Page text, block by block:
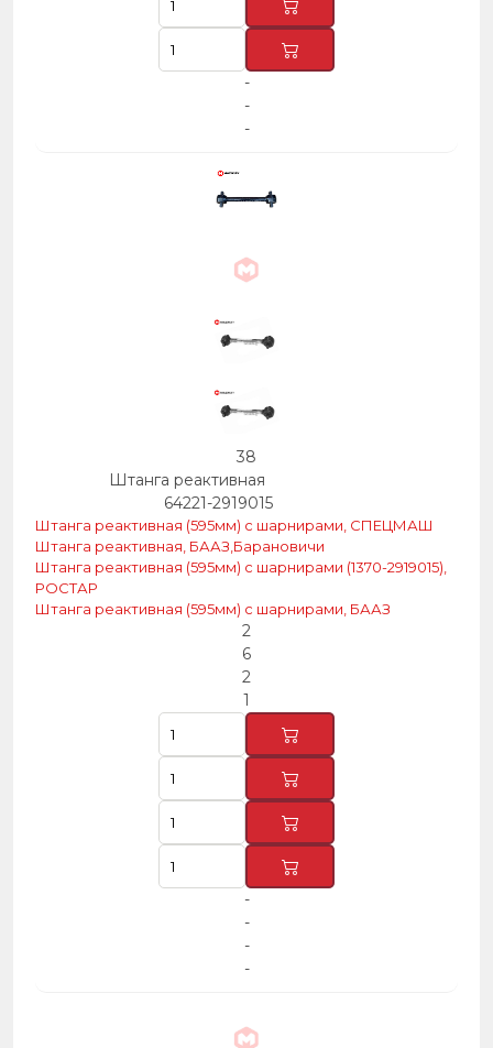
-
-
-
38
Штанга реактивная
64221-2919015
Штанга реактивная (595мм) с шарнирами, СПЕЦМАШ
Штанга реактивная, БААЗ,Барановичи
Штанга реактивная (595мм) с шарнирами (1370-2919015),
РОСТАР
Штанга реактивная (595мм) с шарнирами, БААЗ
2
6
2
1
-
-
-
-